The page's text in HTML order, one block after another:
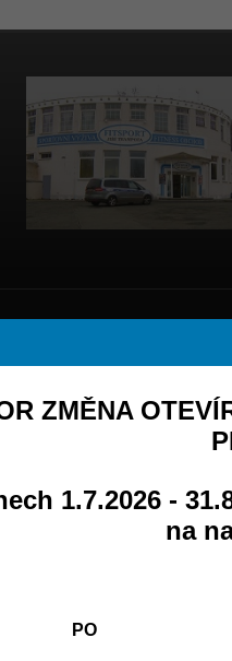
ZMĚNA
1.7.2026 -
na
PO